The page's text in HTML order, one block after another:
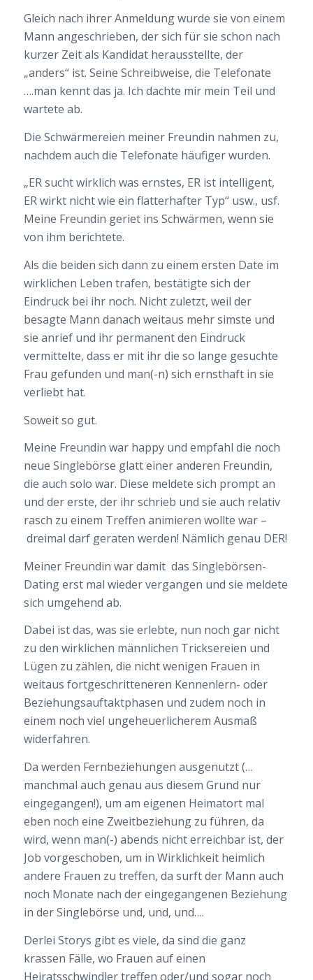
Gleich nach ihrer Anmeldung wurde sie von einem
Mann angeschrieben, der sich für sie schon nach
kurzer Zeit als Kandidat herausstellte, der
„anders“ ist. Seine Schreibweise, die Telefonate
….man kennt das ja. Ich dachte mir mein Teil und
wartete ab.
Die Schwärmereien meiner Freundin nahmen zu,
nachdem auch die Telefonate häufiger wurden.
„ER sucht wirklich was ernstes, ER ist intelligent,
ER wirkt nicht wie ein flatterhafter Typ“ usw., usf.
Meine Freundin geriet ins Schwärmen, wenn sie
von ihm berichtete.
Als die beiden sich dann zu einem ersten Date im
wirklichen Leben trafen, bestätigte sich der
Eindruck bei ihr noch. Nicht zuletzt, weil der
besagte Mann danach weitaus mehr simste und
sie anrief und ihr permanent den Eindruck
vermittelte, dass er mit ihr die so lange gesuchte
Frau gefunden und man(-n) sich ernsthaft in sie
verliebt hat.
Soweit so gut.
Meine Freundin war happy und empfahl die noch
neue Singlebörse glatt einer anderen Freundin,
die auch solo war. Diese meldete sich prompt an
und der erste, der ihr schrieb und sie auch relativ
rasch zu einem Treffen animieren wollte war –
dreimal darf geraten werden! Nämlich genau DER!
Meiner Freundin war damit das Singlebörsen-
Dating erst mal wieder vergangen und sie meldete
sich umgehend ab.
Dabei ist das, was sie erlebte, nun noch gar nicht
zu den wirklichen männlichen Tricksereien und
Lügen zu zählen, die nicht wenigen Frauen in
weitaus fortgeschritteneren Kennenlern- oder
Beziehungsauftaktphasen und zudem noch in
einem noch viel ungeheuerlicherem Ausmaß
widerfahren.
Da werden Fernbeziehungen ausgenutzt (…
manchmal auch genau aus diesem Grund nur
eingegangen!), um am eigenen Heimatort mal
eben noch eine Zweitbeziehung zu führen, da
wird, wenn man(-) abends nicht erreichbar ist, der
Job vorgeschoben, um in Wirklichkeit heimlich
andere Frauen zu treffen, da surft der Mann auch
noch Monate nach der eingegangenen Beziehung
in der Singlebörse und, und, und….
Derlei Storys gibt es viele, da sind die ganz
krassen Fälle, wo Frauen auf einen
Heiratsschwindler treffen oder/und sogar noch